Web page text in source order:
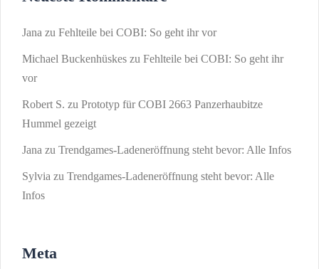
Jana zu Fehlteile bei COBI: So geht ihr vor
Michael Buckenhüskes zu Fehlteile bei COBI: So geht ihr
vor
Robert S. zu Prototyp für COBI 2663 Panzerhaubitze
Hummel gezeigt
Jana zu Trendgames-Ladeneröffnung steht bevor: Alle Infos
Sylvia zu Trendgames-Ladeneröffnung steht bevor: Alle
Infos
Meta